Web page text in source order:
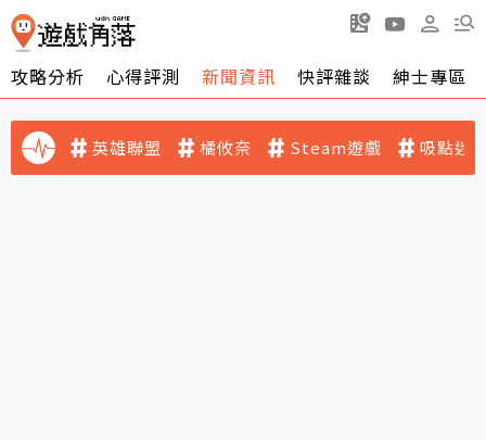
攻略分析 心得評測 新聞資訊 快評雜談 紳士專區
英雄聯盟 橘攸奈 Steam遊戲 吸點迷